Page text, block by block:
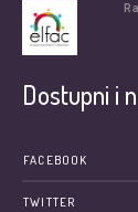
Dostupni i
FACEBOOK
TWITTER